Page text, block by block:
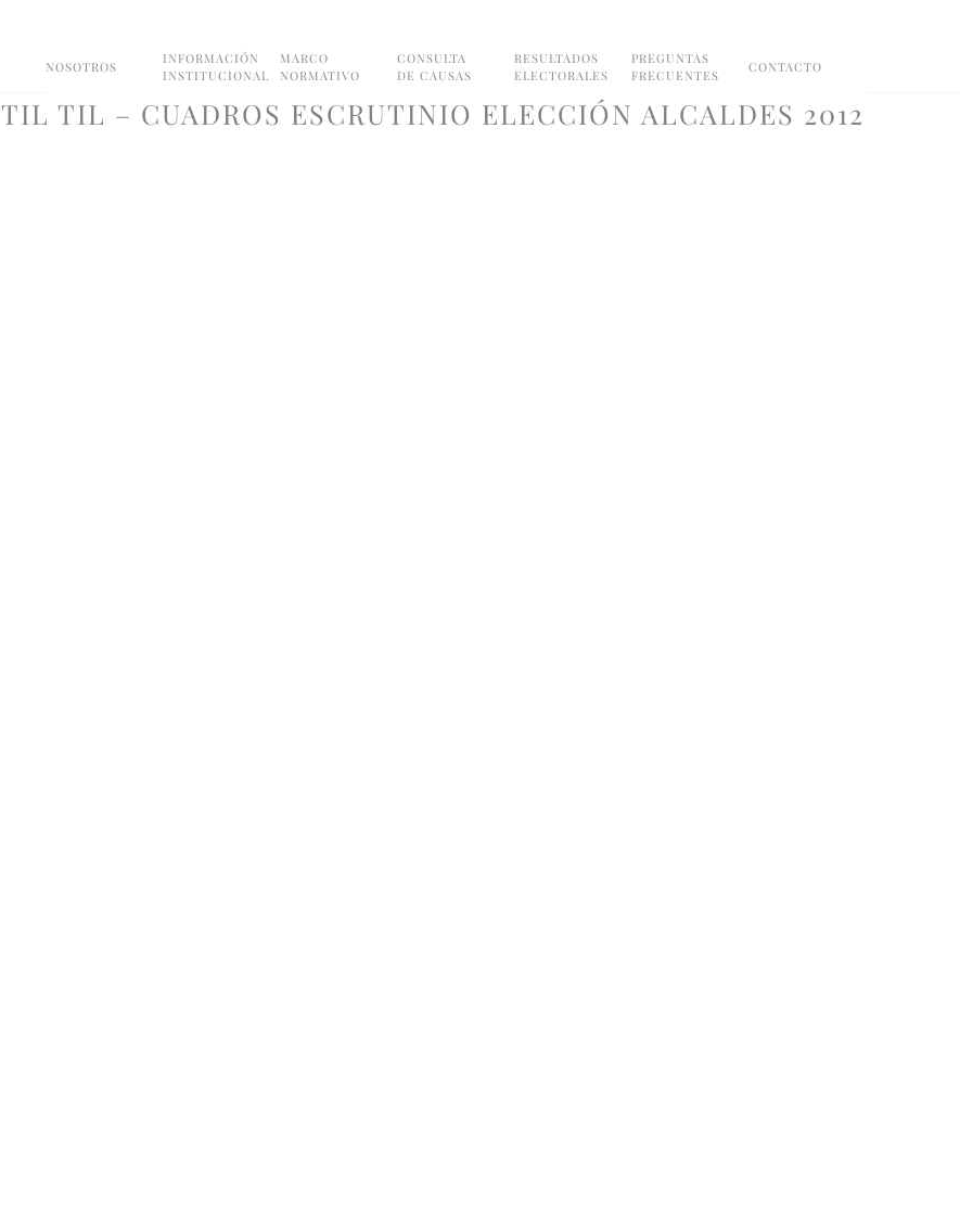
NOSOTROS
INFORMACIÓN
INSTITUCIONAL
MARCO
NORMATIVO
CONSULTA
DE CAUSAS
RESULTADOS
ELECTORALES
PREGUNTAS
FRECUENTES
CONTACTO
TIL TIL – CUADROS ESCRUTINIO ELECCIÓN ALCALDES 2012